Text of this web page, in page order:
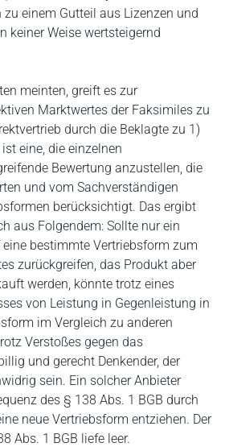
einem Gutteil aus Lizenzen und
keiner Weise wertsteigernd
meinten, greift es zur
Marktwertes der Faksimiles zu
durch die Beklagte zu 1)
eine, die einzelnen
Bewertung anzustellen, die
und vom Sachverständigen
berücksichtigt. Das ergibt
aus Folgendem: Sollte nur ein
bestimmte Vertriebsform zum
zurückgreifen, das Produkt aber
werden, könnte trotz eines
von Leistung in Gegenleistung in
im Vergleich zu anderen
Verstoßes gegen das
und gerecht Denkender, der
sein. Ein solcher Anbieter
des § 138 Abs. 1 BGB durch
neue Vertriebsform entziehen. Der
Abs. 1 BGB liefe leer.